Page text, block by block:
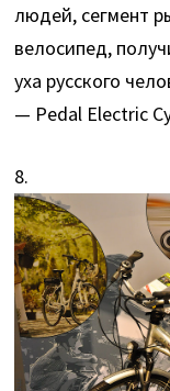
людей, сегмент
велосипед,
уха русского
— Pedal Electric
8.